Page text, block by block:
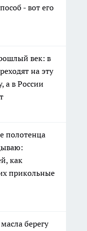
- вот его
век: в
на эту
а в России
полотенца
как
прикольные
берегу